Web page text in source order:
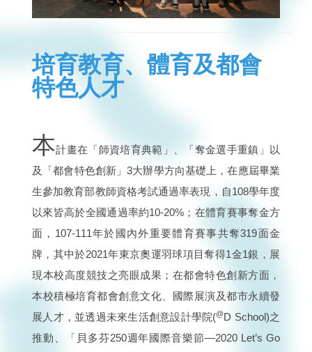
培育教育、體育及都會
特色人才
本計畫在「師資培育典範」、「奪金選手重鎮」以
及「都會特色創新」3大辦學方向基礎上，在應屆畢業
生參加教育部教師資格考試通過率表現，自108學年度
以來皆高於全國通過率約10-20%；在體育賽事奪金方
面，107-111年於國內外重要體育賽事共奪319面金
牌，其中於2021年東京奧運羽球項目奪得1金1銀，展
現本校高度競技之亮眼成果；在都會特色創新方面，
本校積極培育都會創意文化、國際展演及都市永續發
展人才，並透過未來生活創意設計學院(@D School)之
推動、「貝多芬250週年國際音樂節—2020 Let’s Go